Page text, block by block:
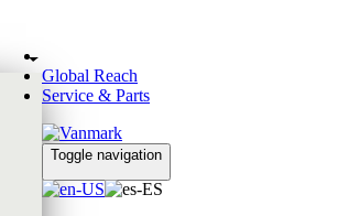
Global Reach
Service & Parts
Toggle navigation